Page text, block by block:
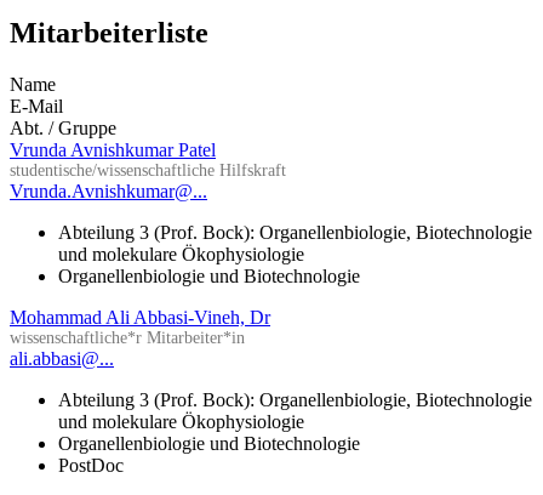
Mitarbeiterliste
Name
E-Mail
Abt. / Gruppe
Vrunda Avnishkumar Patel
studentische/wissenschaftliche Hilfskraft
Vrunda.Avnishkumar@...
Abteilung 3 (Prof. Bock): Organellenbiologie, Biotechnologie
und molekulare Ökophysiologie
Organellenbiologie und Biotechnologie
Mohammad Ali Abbasi-Vineh, Dr
wissenschaftliche*r Mitarbeiter*in
ali.abbasi@...
Abteilung 3 (Prof. Bock): Organellenbiologie, Biotechnologie
und molekulare Ökophysiologie
Organellenbiologie und Biotechnologie
PostDoc